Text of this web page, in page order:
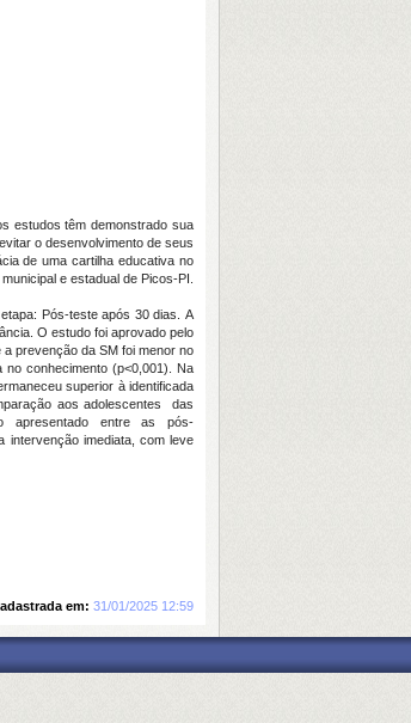
estudos têm demonstrado sua
o desenvolvimento de seus
de uma cartilha educativa no
e estadual de Picos-PI.
Pós-teste após 30 dias. A
O estudo foi aprovado pelo
prevenção da SM foi menor no
no conhecimento (p<0,001). Na
superior à identificada
aos adolescentes das
apresentado entre as pós-
intervenção imediata, com leve
em: 31/01/2025 12:59